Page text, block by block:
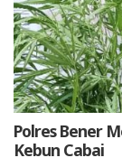
Polres Bener
Kebun Cabai